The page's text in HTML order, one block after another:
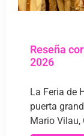
Reseña
2026
La Feria de
puerta
Mario Vilau,